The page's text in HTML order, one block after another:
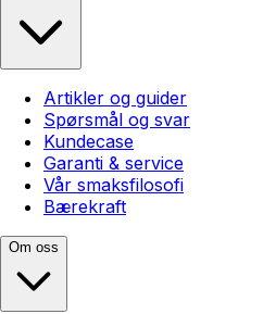
Artikler og guider
Spørsmål og svar
Kundecase
Garanti & service
Vår smaksfilosofi
Bærekraft
Om oss